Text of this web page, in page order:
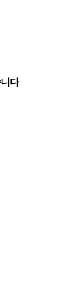
다